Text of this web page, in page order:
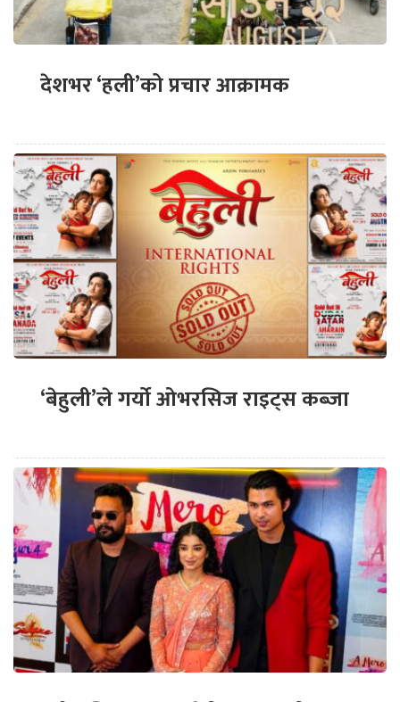
देशभर ‘हली’को प्रचार आक्रामक
‘बेहुली’ले गर्यो ओभरसिज राइट्स कब्जा